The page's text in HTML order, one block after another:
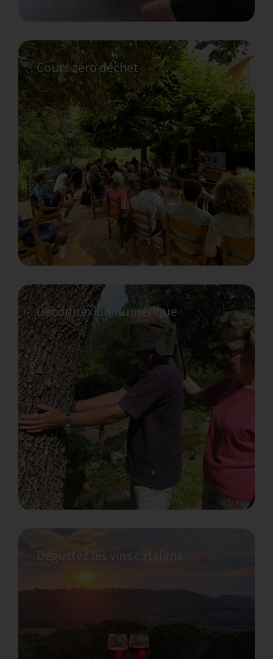
Cours zéro déchet
Déconnexion numérique
Mettez de côté vos appareils et
retrouvez le calme
Échappez au chaos et à l’énergie négative
d’une vie moderne hautement numérique
avec cette séance basée sur le bain de
forêt.
Dégustez les vins catalans
Découvrez les vins de la région
Vins de Catalogne, vins de notre région, de
l’AO, ou vins naturels nouveaux et innovants
: goûtez-les tous !
avec un peu de musique ?
séjour à La Bruguera.